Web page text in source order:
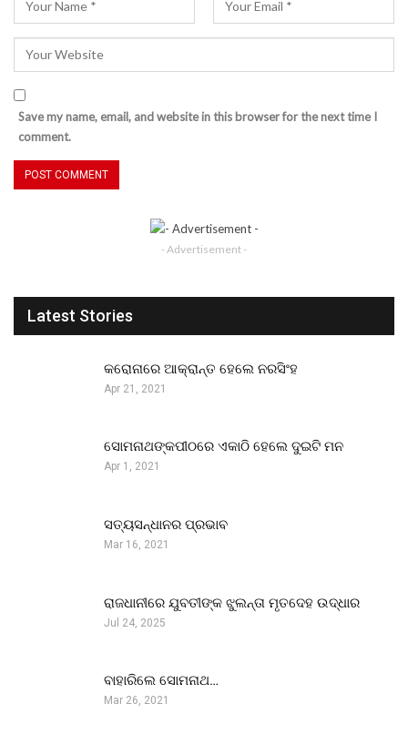
Save my name, email, and website in this browser for the next time I
comment.
- Advertisement -
Latest Stories
କରୋନାରେ ଆକ୍ରାନ୍ତ ହେଲେ ନରସିଂହ
Apr 21, 2021
ସୋମନାଥଙ୍କପୀଠରେ ଏକାଠି ହେଲେ ଦୁଇଟି ମନ
Apr 1, 2021
ସତ୍ୟସନ୍ଧାନର ପ୍ରଭାବ
Mar 16, 2021
ରାଜଧାନୀରେ ଯୁବତୀଙ୍କ ଝୁଲନ୍ତା ମୃତଦେହ ଉଦ୍ଧାର
Jul 24, 2025
ବାହାରିଲେ ସୋମନାଥ…
Mar 26, 2021